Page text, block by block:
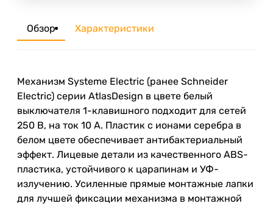
Обзор Характеристики
Механизм Systeme Electric (ранее Schneider
Electric) серии AtlasDesign в цвете белый
выключателя 1-клавишного подходит для сетей
250 В, на ток 10 А. Пластик с ионами серебра в
белом цвете обеспечивает антибактериальный
эффект. Лицевые детали из качественного ABS-
пластика, устойчивого к царапинам и УФ-
излучению. Усиленные прямые монтажные лапки
для лучшей фиксации механизма в монтажной